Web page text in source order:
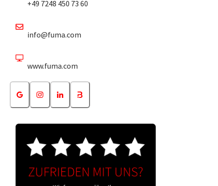
+49 7248 450 73 60
info@fuma.com
www.fuma.com